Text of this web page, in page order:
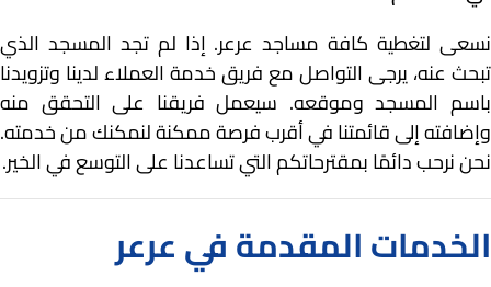
نسعى لتغطية كافة مساجد عرعر. إذا لم تجد المسجد الذي
تبحث عنه، يرجى التواصل مع فريق خدمة العملاء لدينا وتزويدنا
باسم المسجد وموقعه. سيعمل فريقنا على التحقق منه
وإضافته إلى قائمتنا في أقرب فرصة ممكنة لنمكنك من خدمته.
نحن نرحب دائمًا بمقترحاتكم التي تساعدنا على التوسع في الخير.
الخدمات المقدمة في عرعر